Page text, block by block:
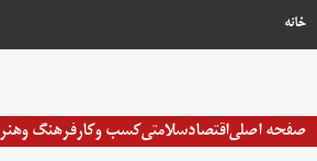
خانه
صفحه اصلیاقتصادسلامتیکسب وکارفرهنگ وهنر